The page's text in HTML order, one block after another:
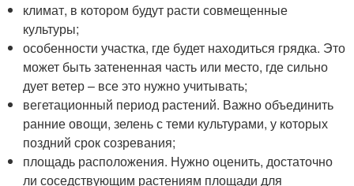
климат, в котором будут расти совмещенные
культуры;
особенности участка, где будет находиться грядка. Это
может быть затененная часть или место, где сильно
дует ветер – все это нужно учитывать;
вегетационный период растений. Важно объединить
ранние овощи, зелень с теми культурами, у которых
поздний срок созревания;
площадь расположения. Нужно оценить, достаточно
ли соседствующим растениям площади для